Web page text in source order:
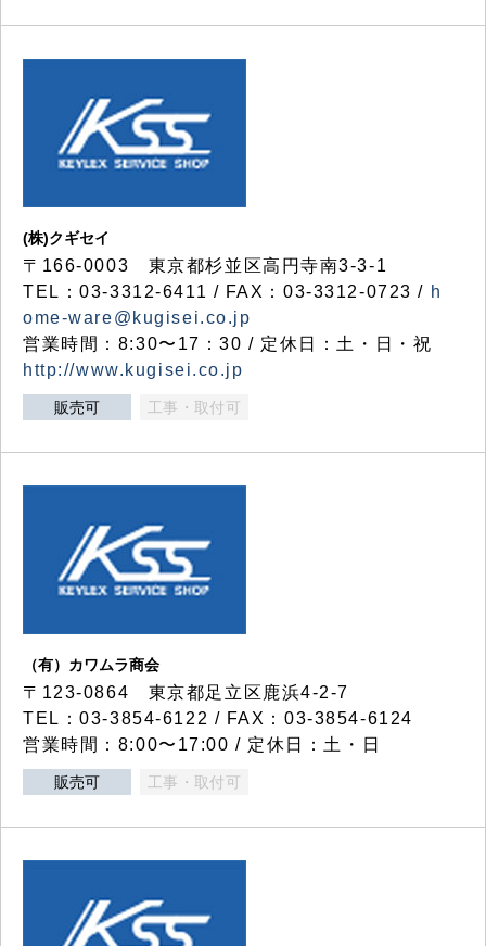
(株)クギセイ
〒166-0003 東京都杉並区高円寺南3-3-1
TEL：03-3312-6411 / FAX：03-3312-0723 / h
ome-ware@kugisei.co.jp
営業時間：8:30〜17：30 / 定休日：土・日・祝
http://www.kugisei.co.jp
販売可 工事・取付可
（有）カワムラ商会
〒123-0864 東京都足立区鹿浜4-2-7
TEL：03-3854-6122 / FAX：03-3854-6124
営業時間：8:00〜17:00 / 定休日：土・日
販売可 工事・取付可